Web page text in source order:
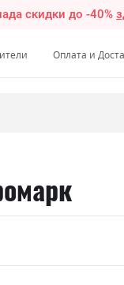
скидки до -40%
Оплата и